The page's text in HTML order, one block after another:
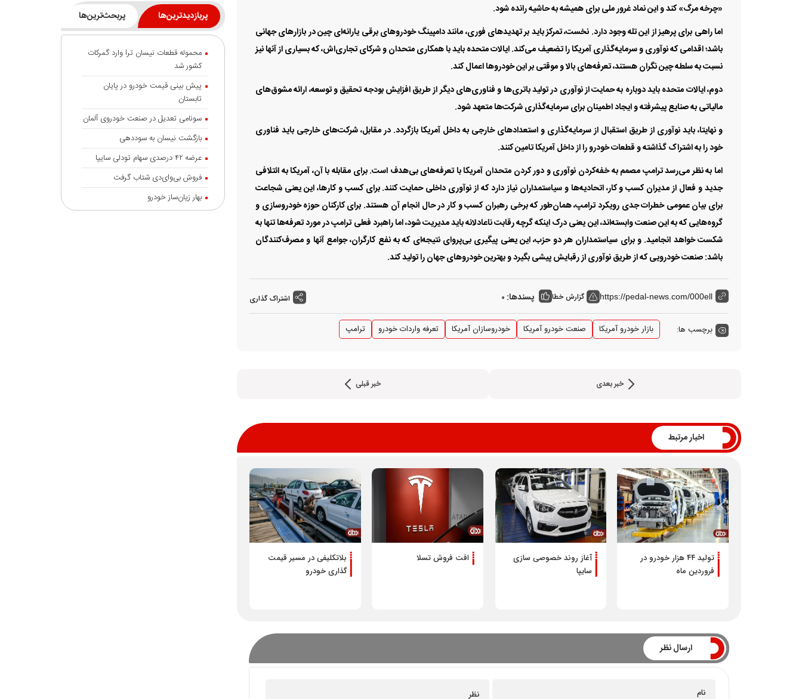
«چرخه مرگ» کند و این نماد غرور ملی برای همیشه به حاشیه‌‌‌ رانده شود.
اما راهی برای پرهیز از این تله وجود دارد. نخست، تمرکز باید بر تهدیدهای فوری، مانند دامپینگ خودروهای برقی یارانه‌‌‌ای چین در بازارهای جهانی
باشد؛ اقدامی که نوآوری و سرمایه‌‌‌گذاری آمریکا را تضعیف می‌کند. ایالات متحده باید با همکاری متحدان و شرکای تجاری‌‌‌اش، که بسیاری از آنها نیز
نسبت به سلطه چین نگران هستند، تعرفه‌‌‌های بالا و موقتی بر این خودروها اعمال کند.
دوم، ایالات متحده باید دوباره به حمایت از نوآوری در تولید باتری‌‌‌ها و فناوری‌‌‌های دیگر از طریق افزایش بودجه تحقیق و توسعه، ارائه مشوق‌‌‌های
مالیاتی به صنایع پیشرفته و ایجاد اطمینان برای سرمایه‌‌‌گذاری شرکت‌ها متعهد شود.
و نهایتا، باید نوآوری از طریق استقبال از سرمایه‌‌‌گذاری و استعدادهای خارجی به داخل آمریکا بازگردد. در مقابل، شرکت‌های خارجی باید فناوری
خود را به اشتراک گذاشته و قطعات خودرو را از داخل آمریکا تامین کنند.
اما به نظر می‌‌‌رسد ترامپ مصمم به خفه‌‌‌کردن نوآوری و دور کردن متحدان آمریکا با تعرفه‌‌‌های بی‌‌‌هدف است. برای مقابله با آن، آمریکا به ائتلافی
جدید و فعال از مدیران کسب و کار، اتحادیه‌‌‌ها و سیاستمداران نیاز دارد که از نوآوری داخلی حمایت کنند. برای کسب و کارها، این یعنی شجاعت
برای بیان عمومی خطرات جدی رویکرد ترامپ، همان‌طور که برخی رهبران کسب و کار در حال انجام آن هستند. برای کارکنان حوزه خودروسازی و
گروه‌هایی که به این صنعت وابسته‌‌‌اند، این یعنی درک اینکه گرچه رقابت ناعادلانه باید مدیریت شود، اما راهبرد فعلی ترامپ در مورد تعرفه‌‌‌ها تنها به
شکست خواهد انجامید. و برای سیاستمداران هر دو حزب، این یعنی پیگیری بی‌‌‌پروای نتیجه‌‌‌ای که به نفع کارگران، جوامع آنها و مصرف‌کنندگان
باشد: صنعت خودرویی که از طریق نوآوری از رقبایش پیشی بگیرد و بهترین خودروهای جهان را تولید کند.
https://pedal-news.com/000ell گزارش خطا پسندها: 0 اشتراک گذاری
برچسب ها: بازار خودرو آمریکا صنعت خودرو آمریکا خودروسازان آمریکا تعرفه واردات خودرو ترامپ
خبر بعدی خبر قبلی
اخبار مرتبط
تولید ۴۴ هزار خودرو در
فروردین ماه
آغاز روند خصوصی سازی
سایپا
افت فروش تسلا
بلاتکلیفی در مسیر قیمت
گذاری خودرو
ارسال نظر
پربازدیدترین‌ها پربحث‌ترین‌ها
محموله قطعات نیسان ترا وارد گمرکات
کشور شد
پیش بینی قیمت خودرو در پایان
تابستان
سونامی تعدیل در صنعت خودروی آلمان
بازگشت نیسان به سوددهی
عرضه ۴۲ درصدی سهام تودلی سایپا
فروش بی‌وای‌دی شتاب گرفت
بهار زیان‌ساز خودرو